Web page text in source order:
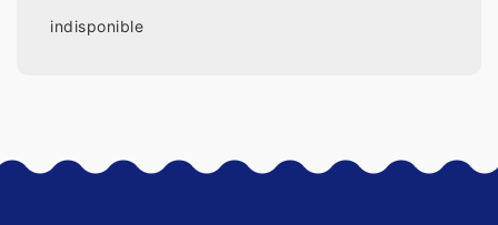
indisponible